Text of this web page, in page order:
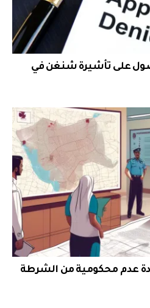
على تأشيرة شنغن في
عدم محكومية من الشرطة